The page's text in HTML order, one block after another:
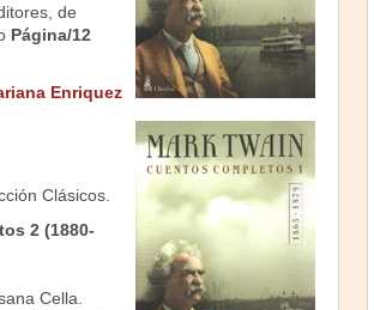
de
Página/12
Enriquez
Clásicos.
2 (1880-
Cella.